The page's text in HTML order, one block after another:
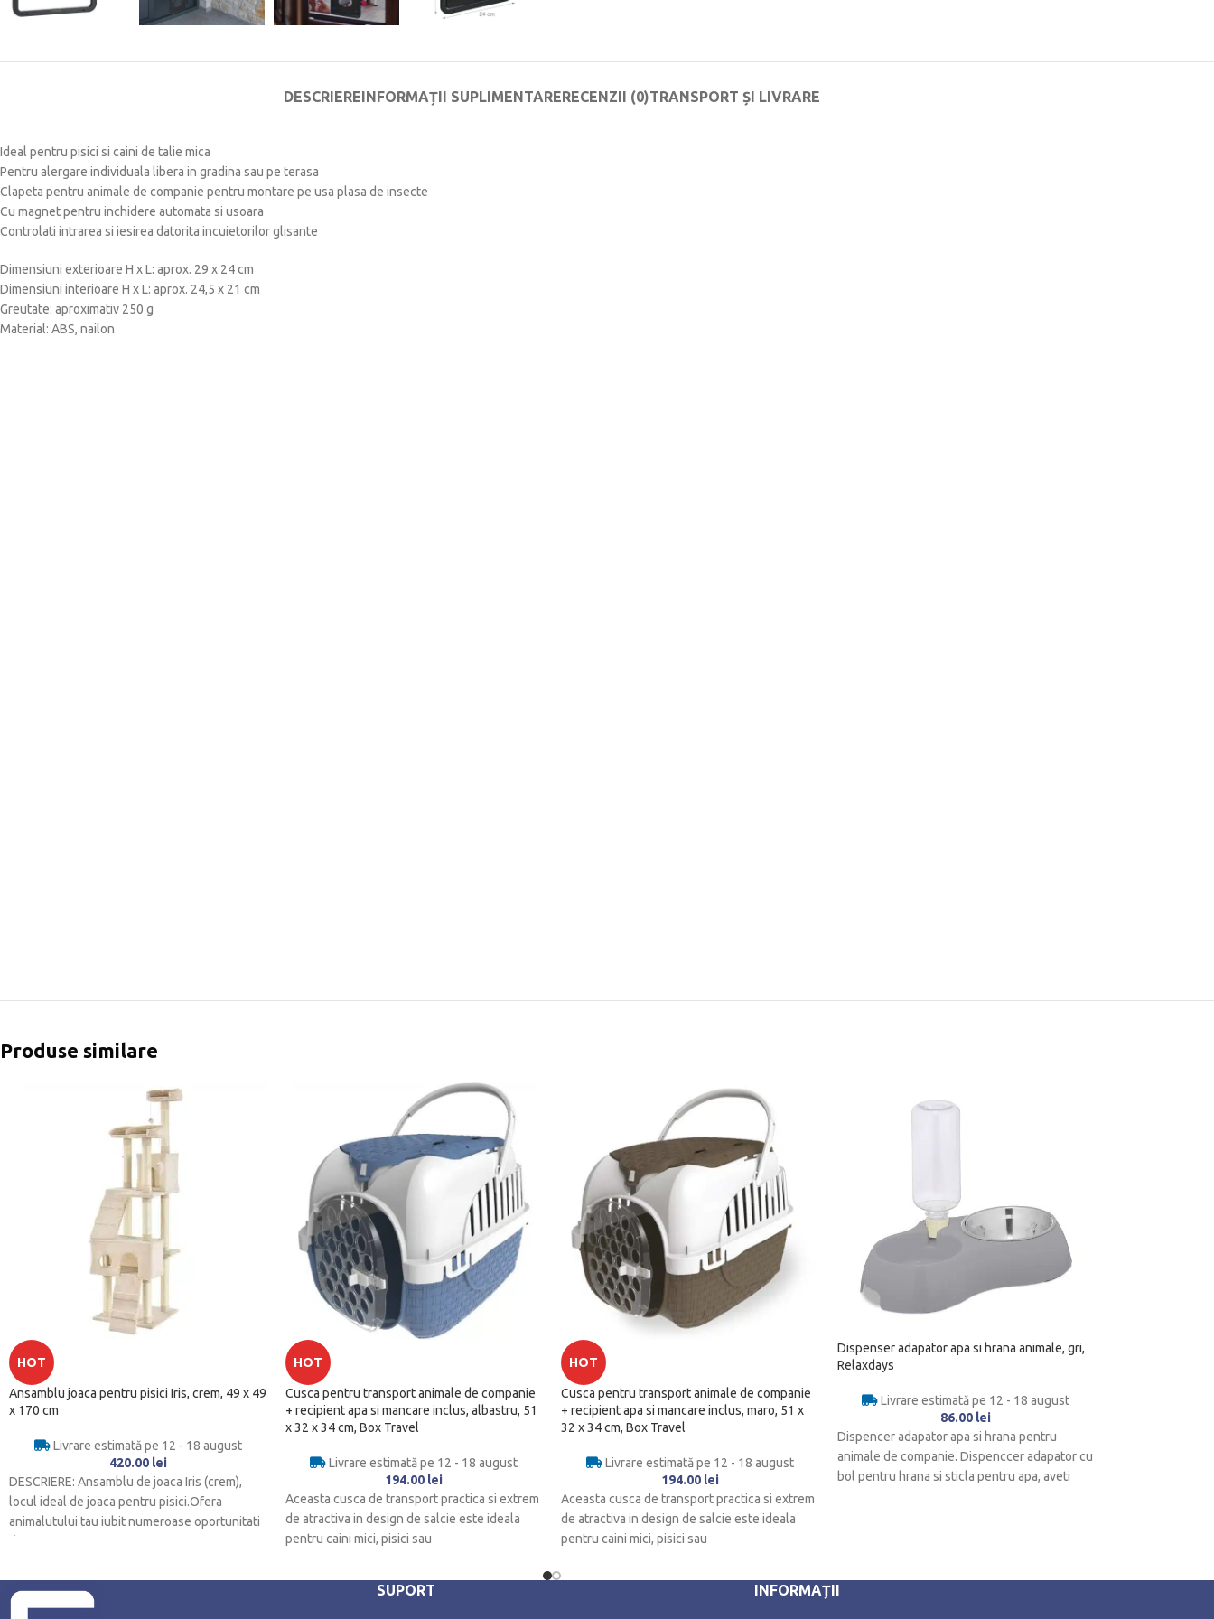
DESCRIEREINFORMAȚII SUPLIMENTARERECENZII (0)TRANSPORT ȘI LIVRARE
Ideal pentru pisici si caini de talie mica
Pentru alergare individuala libera in gradina sau pe terasa
Clapeta pentru animale de companie pentru montare pe usa plasa de insecte
Cu magnet pentru inchidere automata si usoara
Controlati intrarea si iesirea datorita incuietorilor glisante
Dimensiuni exterioare H x L: aprox. 29 x 24 cm
Dimensiuni interioare H x L: aprox. 24,5 x 21 cm
Greutate: aproximativ 250 g
Material: ABS, nailon
Produse similare
HOT
Ansamblu joaca pentru pisici Iris, crem, 49 x 49
x 170 cm
Livrare estimată pe 12 - 18 august
420.00 lei
DESCRIERE: Ansamblu de joaca Iris (crem),
locul ideal de joaca pentru pisici.Ofera
animalutului tau iubit numeroase oportunitati
HOT
Cusca pentru transport animale de companie
+ recipient apa si mancare inclus, albastru, 51
x 32 x 34 cm, Box Travel
Livrare estimată pe 12 - 18 august
194.00 lei
Aceasta cusca de transport practica si extrem
de atractiva in design de salcie este ideala
pentru caini mici, pisici sau
HOT
Cusca pentru transport animale de companie
+ recipient apa si mancare inclus, maro, 51 x
32 x 34 cm, Box Travel
Livrare estimată pe 12 - 18 august
194.00 lei
Aceasta cusca de transport practica si extrem
de atractiva in design de salcie este ideala
pentru caini mici, pisici sau
Dispenser adapator apa si hrana animale, gri,
Relaxdays
Livrare estimată pe 12 - 18 august
86.00 lei
Dispencer adapator apa si hrana pentru
animale de companie. Dispenccer adapator cu
bol pentru hrana si sticla pentru apa, aveti
SUPORT INFORMAȚII